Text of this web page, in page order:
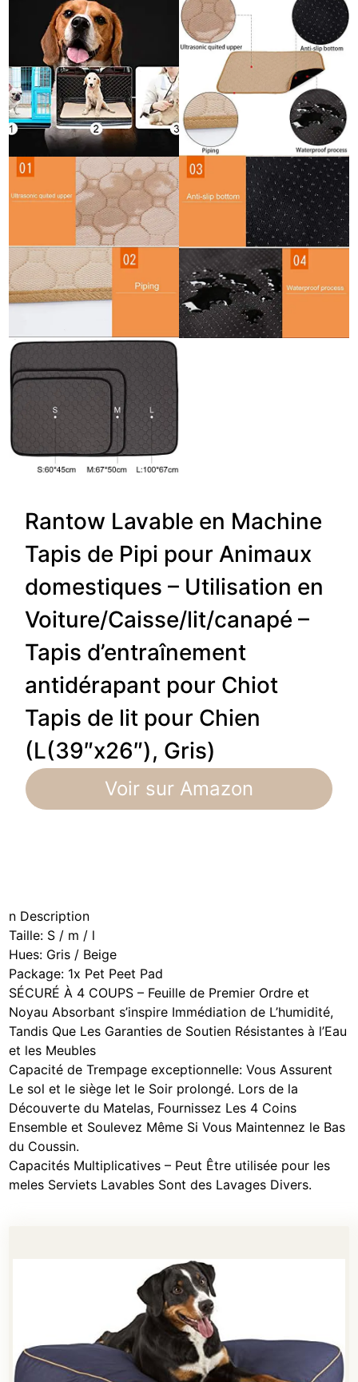
Rantow Lavable en Machine
Tapis de Pipi pour Animaux
domestiques – Utilisation en
Voiture/Caisse/lit/canapé –
Tapis d’entraînement
antidérapant pour Chiot
Tapis de lit pour Chien
(L(39″x26″), Gris)
Voir sur Amazon
n Description
Taille: S / m / l
Hues: Gris / Beige
Package: 1x Pet Peet Pad
SÉCURÉ À 4 COUPS – Feuille de Premier Ordre et
Noyau Absorbant s’inspire Immédiation de L’humidité,
Tandis Que Les Garanties de Soutien Résistantes à l’Eau
et les Meubles
Capacité de Trempage exceptionnelle: Vous Assurent
Le sol et le siège let le Soir prolongé. Lors de la
Découverte du Matelas, Fournissez Les 4 Coins
Ensemble et Soulevez Même Si Vous Maintennez le Bas
du Coussin.
Capacités Multiplicatives – Peut Être utilisée pour les
meles Serviets Lavables Sont des Lavages Divers.